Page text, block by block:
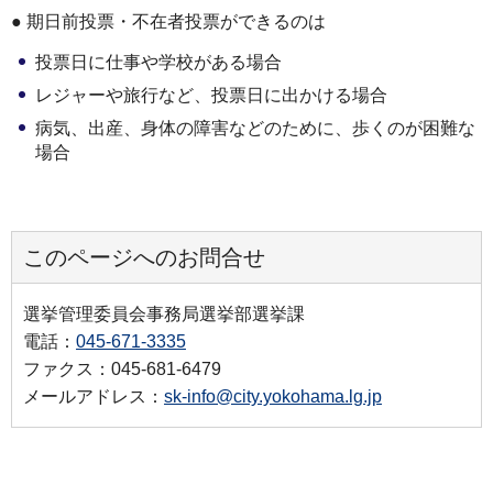
● 期日前投票・不在者投票ができるのは
投票日に仕事や学校がある場合
レジャーや旅行など、投票日に出かける場合
病気、出産、身体の障害などのために、歩くのが困難な
場合
このページへのお問合せ
選挙管理委員会事務局選挙部選挙課
電話： 045-671-3335
ファクス：045-681-6479
メールアドレス： sk-info@city.yokohama.lg.jp